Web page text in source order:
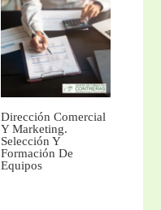
Dirección Comercial
Y Marketing.
Selección Y
Formación De
Equipos